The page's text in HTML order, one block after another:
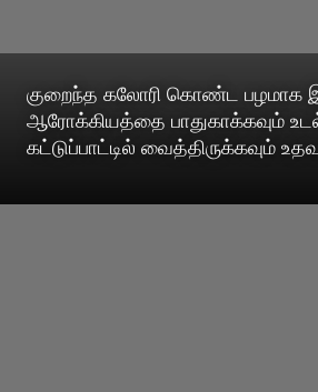
குறைந்த கலோரி கொண்ட பழமாக
ஆரோக்கியத்தை பாதுகாக்கவும்
கட்டுப்பாட்டில் வைத்திருக்கவும்